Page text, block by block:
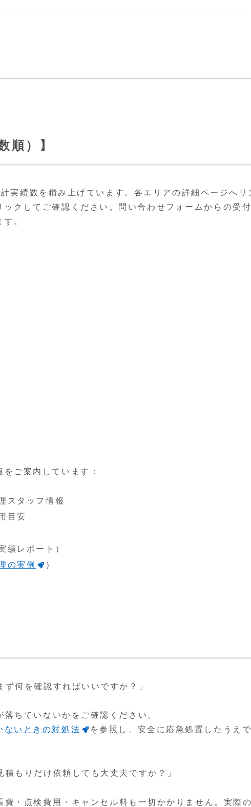
順）】
実績数を積み上げています。各エリアの詳細ページへリ
クしてご確認ください。問い合わせフォームからの受
。
ご案内しています：
スタッフ情報
目安
績レポート）
の実例 ）
何を確認すればいいですか？」
ちていないかをご確認ください。
ないときの対処法
を参照し、安全に応急処置したうえ
もりだけ依頼しても大丈夫ですか？」
費・点検費用・キャンセル料も一切かかりません。実際